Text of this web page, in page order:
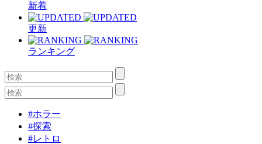
新着
更新
ランキング
#ホラー
#探索
#レトロ